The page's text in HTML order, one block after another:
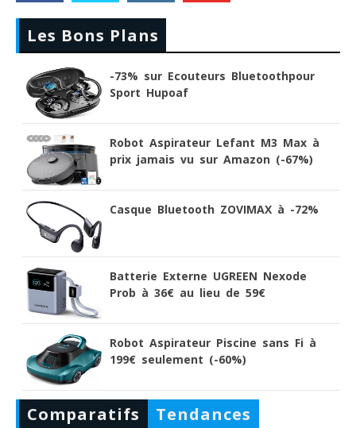
Les Bons Plans
-73% sur Ecouteurs Bluetoothpour
Sport Hupoaf
Robot Aspirateur Lefant M3 Max à
prix jamais vu sur Amazon (-67%)
Casque Bluetooth ZOVIMAX à -72%
Batterie Externe UGREEN Nexode
Prob à 36€ au lieu de 59€
Robot Aspirateur Piscine sans Fi à
199€ seulement (-60%)
Comparatifs Tendances